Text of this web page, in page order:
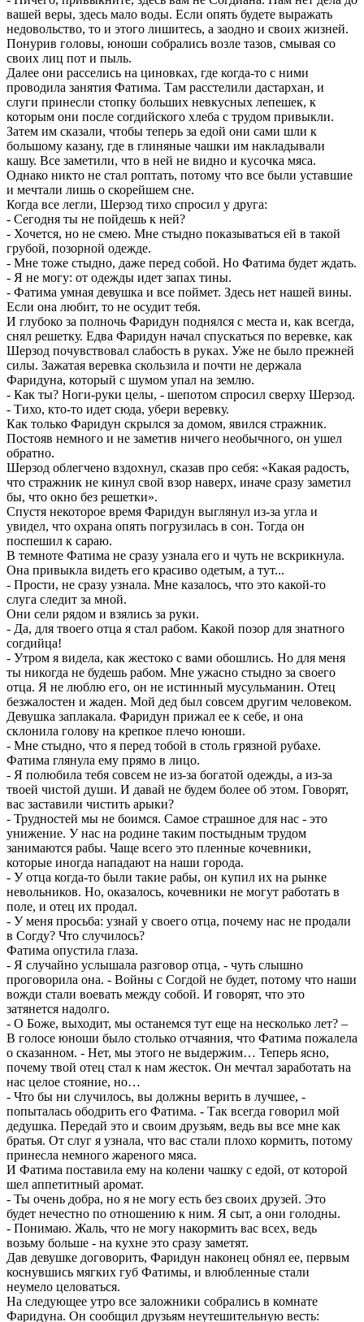
вашей веры, здесь мало воды. Если опять будете выражать
недовольство, то и этого лишитесь, а заодно и своих жизней.
Понурив головы, юноши собрались возле тазов, смывая со
своих лиц пот и пыль.
Далее они расселись на циновках, где когда-то с ними
проводила занятия Фатима. Там расстелили дастархан, и
слуги принесли стопку больших невкусных лепешек, к
которым они после согдийского хлеба с трудом привыкли.
Затем им сказали, чтобы теперь за едой они сами шли к
большому казану, где в глиняные чашки им накладывали
кашу. Все заметили, что в ней не видно и кусочка мяса.
Однако никто не стал роптать, потому что все были уставшие
и мечтали лишь о скорейшем сне.
Когда все легли, Шерзод тихо спросил у друга:
- Сегодня ты не пойдешь к ней?
- Хочется, но не смею. Мне стыдно показываться ей в такой
грубой, позорной одежде.
- Мне тоже стыдно, даже перед собой. Но Фатима будет ждать.
- Я не могу: от одежды идет запах тины.
- Фатима умная девушка и все поймет. Здесь нет нашей вины.
Если она любит, то не осудит тебя.
И глубоко за полночь Фаридун поднялся с места и, как всегда,
снял решетку. Едва Фаридун начал спускаться по веревке, как
Шерзод почувствовал слабость в руках. Уже не было прежней
силы. Зажатая веревка скользила и почти не держала
Фаридуна, который с шумом упал на землю.
- Как ты? Ноги-руки целы, - шепотом спросил сверху Шерзод.
- Тихо, кто-то идет сюда, убери веревку.
Как только Фаридун скрылся за домом, явился стражник.
Постояв немного и не заметив ничего необычного, он ушел
обратно.
Шерзод облегчено вздохнул, сказав про себя: «Какая радость,
что стражник не кинул свой взор наверх, иначе сразу заметил
бы, что окно без решетки».
Спустя некоторое время Фаридун выглянул из-за угла и
увидел, что охрана опять погрузилась в сон. Тогда он
поспешил к сараю.
В темноте Фатима не сразу узнала его и чуть не вскрикнула.
Она привыкла видеть его красиво одетым, а тут...
- Прости, не сразу узнала. Мне казалось, что это какой-то
слуга следит за мной.
Они сели рядом и взялись за руки.
- Да, для твоего отца я стал рабом. Какой позор для знатного
согдийца!
- Утром я видела, как жестоко с вами обошлись. Но для меня
ты никогда не будешь рабом. Мне ужасно стыдно за своего
отца. Я не люблю его, он не истинный мусульманин. Отец
безжалостен и жаден. Мой дед был совсем другим человеком.
Девушка заплакала. Фаридун прижал ее к себе, и она
склонила голову на крепкое плечо юноши.
- Мне стыдно, что я перед тобой в столь грязной рубахе.
Фатима глянула ему прямо в лицо.
- Я полюбила тебя совсем не из-за богатой одежды, а из-за
твоей чистой души. И давай не будем более об этом. Говорят,
вас заставили чистить арыки?
- Трудностей мы не боимся. Самое страшное для нас - это
унижение. У нас на родине таким постыдным трудом
занимаются рабы. Чаще всего это пленные кочевники,
которые иногда нападают на наши города.
- У отца когда-то были такие рабы, он купил их на рынке
невольников. Но, оказалось, кочевники не могут работать в
поле, и отец их продал.
- У меня просьба: узнай у своего отца, почему нас не продали
в Согду? Что случилось?
Фатима опустила глаза.
- Я случайно услышала разговор отца, - чуть слышно
проговорила она. - Войны с Согдой не будет, потому что наши
вожди стали воевать между собой. И говорят, что это
затянется надолго.
- О Боже, выходит, мы останемся тут еще на несколько лет? –
В голосе юноши было столько отчаяния, что Фатима пожалела
о сказанном. - Нет, мы этого не выдержим… Теперь ясно,
почему твой отец стал к нам жесток. Он мечтал заработать на
нас целое стояние, но…
- Что бы ни случилось, вы должны верить в лучшее, -
попыталась ободрить его Фатима. - Так всегда говорил мой
дедушка. Передай это и своим друзьям, ведь вы все мне как
братья. От слуг я узнала, что вас стали плохо кормить, потому
принесла немного жареного мяса.
И Фатима поставила ему на колени чашку с едой, от которой
шел аппетитный аромат.
- Ты очень добра, но я не могу есть без своих друзей. Это
будет нечестно по отношению к ним. Я сыт, а они голодны.
- Понимаю. Жаль, что не могу накормить вас всех, ведь
возьму больше - на кухне это сразу заметят.
Дав девушке договорить, Фаридун наконец обнял ее, первым
коснувшись мягких губ Фатимы, и влюбленные стали
неумело целоваться.
На следующее утро все заложники собрались в комнате
Фаридуна. Он сообщил друзьям неутешительную весть: